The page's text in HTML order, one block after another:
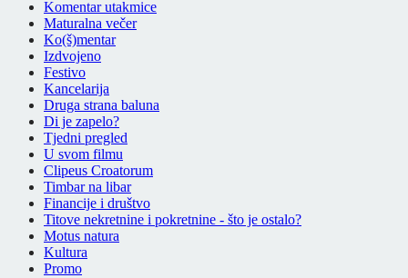
Komentar utakmice
Maturalna večer
Ko(š)mentar
Izdvojeno
Festivo
Kancelarija
Druga strana baluna
Di je zapelo?
Tjedni pregled
U svom filmu
Clipeus Croatorum
Timbar na libar
Financije i društvo
Titove nekretnine i pokretnine - što je ostalo?
Motus natura
Kultura
Promo